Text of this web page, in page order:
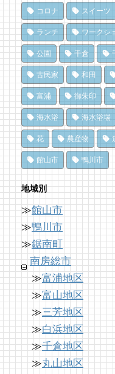
ドライブ
楽部」で
11 views
海辺のナ
ャ)」
11 views
ひみつだ
みつけて
ェ
11 views
珈琲への
珈琲で極
11 views
南房総・
を届ける
11 views
夏のごほ
74 views
乗馬初心
た！ 乗
73 views
夏だ、
行こう！
68 views
ドライ
楽部」で
62 views
南房総の
「とこ
60 views
南房総パ
そろ（鴨
10,837
南房総パ
クリケッ
10,470
冬でも
10,161
洗濯は
ンドリー
8,896
「房総の
を回避し
8,762
コロナ スイーツ
ランチ ワークシ
公園 千倉
古民家 和田
富浦 御朱印
海水浴 海水浴場
花 農産物
館山市 鴨川市
地域別
≫館山市
≫鴨川市
≫鋸南町
南房総市
≫富浦地区
≫富山地区
≫三芳地区
≫白浜地区
≫千倉地区
≫丸山地区